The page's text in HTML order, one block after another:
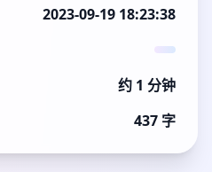
2023-09-19 18:23:38
约 1 分钟
437 字